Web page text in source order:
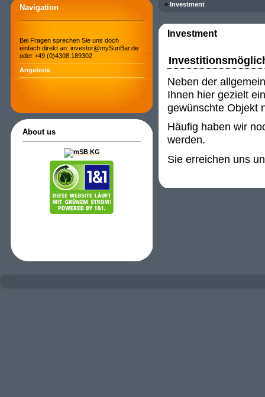
Navigation
Bei Fragen sprechen Sie uns doch
einfach direkt an: investor@mySunBar.de
oder +49 (0)4308.189302
Angebote
About us
» Investment
Investment
Neben der
Ihnen hier gezielt
gewünschte Objekt
Häufig haben wir
werden.
Sie erreichen uns